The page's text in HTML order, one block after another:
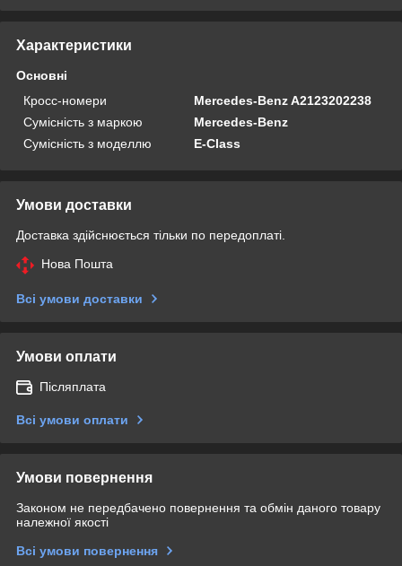
Характеристики
Основні
Кросс-номери
Mercedes-Benz A2123202238
Сумісність з маркою
Mercedes-Benz
Сумісність з моделлю
E-Class
Умови доставки
Доставка здійснюється тільки по передоплаті.
Нова Пошта
Всі умови доставки
Умови оплати
Післяплата
Всі умови оплати
Умови повернення
Законом не передбачено повернення та обмін даного товару
належної якості
Всі умови повернення